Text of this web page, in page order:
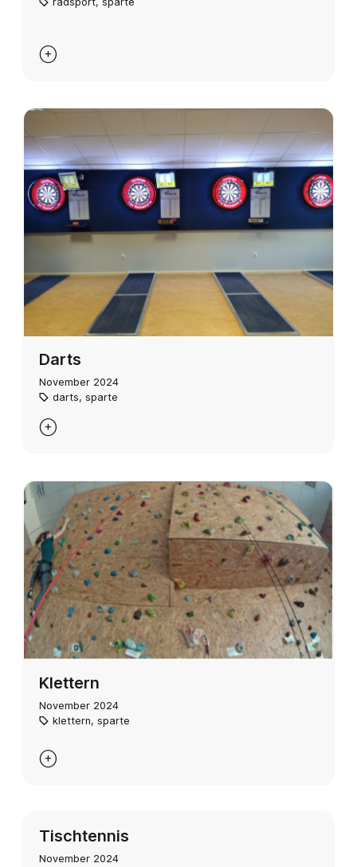

Darts
November 2024
darts, sparte

Klettern
November 2024
klettern, sparte

Tischtennis
November 2024